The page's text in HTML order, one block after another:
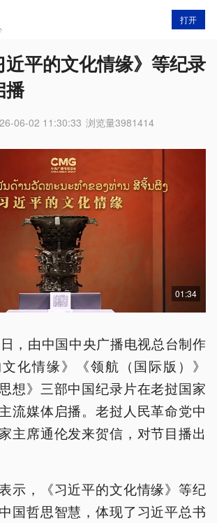
打开
平的文化情缘》等纪录
播
06-02 11:30:33 浏览量3981414
01:34
，由中国中央广播电视总台制作
化情缘》《领航（国际版）》
想》三部中国纪录片在老挝国家
流媒体启播。老挝人民革命党中
主席通伦发来贺信，对节目播出
示，《习近平的文化情缘》等纪
国哲思智慧，体现了习近平总书